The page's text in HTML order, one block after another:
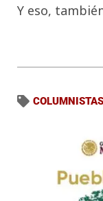
Y eso,
COLUMNISTAS